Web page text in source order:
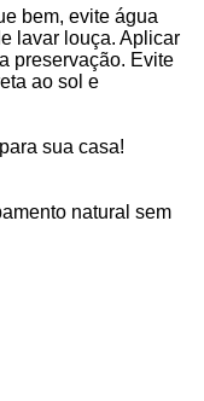
bem, evite água
lavar louça. Aplicar
preservação. Evite
ao sol e
sua casa!
natural sem